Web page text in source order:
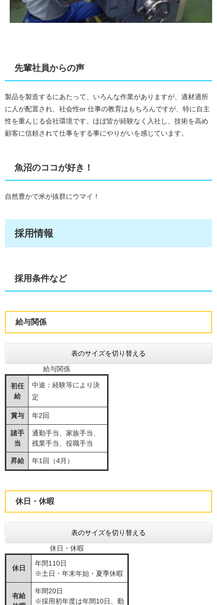
先輩社員からの声
製品を製造するにあたって、いろんな作業がありますが、適材適所
に人が配置され、社会性or 仕事の教育はもちろんですが、特に自主
性を重んじる会社環境です。ほぼ皆が経験なく入社し、技術を高め
顧客に信頼されて仕事をする事にやりがいを感じています。
魚沼のココが好き！
自然豊かで米が抜群にウマイ！
採用情報
採用条件など
給与関係
表のサイズを切り替える
給与関係
初任
給
中途：経験等により決
定
賞与 年2回
諸手
当
通勤手当、家族手当、
残業手当、役職手当
昇給 年1回（4月）
休日・休暇
表のサイズを切り替える
休日・休暇
休日
年間110日
※土日・年末年始・夏季休暇
有給
年間20日
※採用初年度は年間10日、勤